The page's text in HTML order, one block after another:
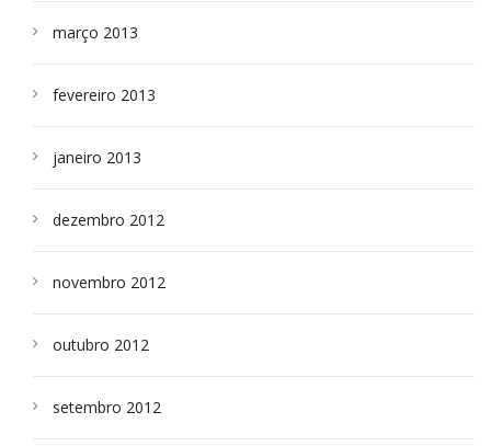
março 2013
fevereiro 2013
janeiro 2013
dezembro 2012
novembro 2012
outubro 2012
setembro 2012